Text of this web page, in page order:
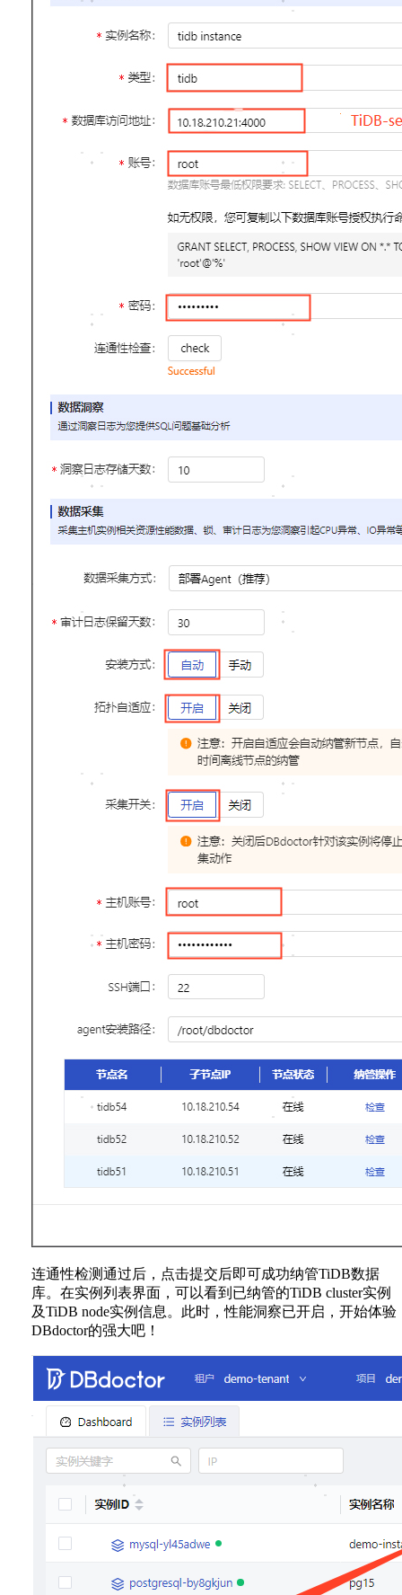
连通性检测通过后，点击提交后即可成功纳管TiDB数据
库。在实例列表界面，可以看到已纳管的TiDB cluster实例
及TiDB node实例信息。此时，性能洞察已开启，开始体验
DBdoctor的强大吧！